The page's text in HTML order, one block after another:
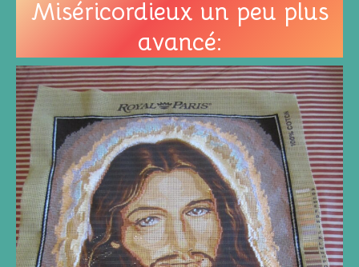
Miséricordieux un peu plus
avancé: